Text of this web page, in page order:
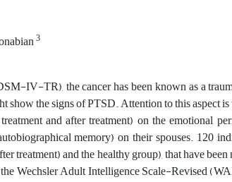
3
IV-TR), the cancer has been known as a
show the signs of PTSD. Attention to this aspect
and after treatment) on the emotional
memory) on their spouses. 120
treatment) and the healthy group), that have
Wechsler Adult Intelligence Scale-Revised